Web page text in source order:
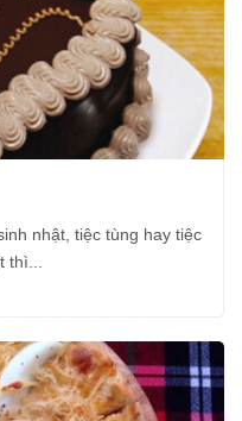
nhật, tiệc tùng hay tiệc